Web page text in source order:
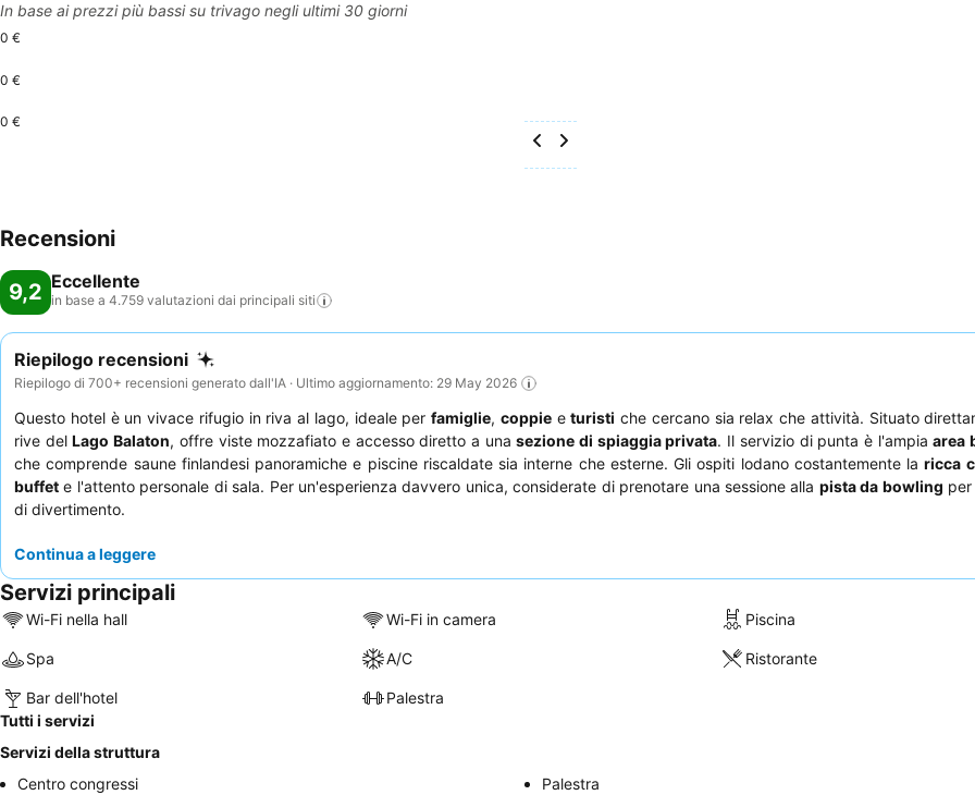
In base ai prezzi più bassi su trivago negli ultimi 30 giorni
0 €
0 €
0 €
Recensioni
9,2 Eccellente
in base a 4.759 valutazioni dai principali siti
Riepilogo recensioni
Riepilogo di 700+ recensioni generato dall'IA · Ultimo aggiornamento: 29 May 2026
Questo hotel è un vivace rifugio in riva al lago, ideale per famiglie, coppieeturisti che cercano sia relax che attività. Situato
rive delLago Balaton, offre viste mozzafiato e accesso diretto a unasezione di spiaggia privata. Il servizio di punta è l'ampiaarea
che comprende saune finlandesi panoramiche e piscine riscaldate sia interne che esterne. Gli ospiti lodano costantemente laricca
buffet e l'attento personale di sala. Per un'esperienza davvero unica, considerate di prenotare una sessione alla pista da bowling per
di divertimento.
Continua a leggere
Servizi principali
Wi-Fi nella hall Wi-Fi in camera Piscina
Spa A/C Ristorante
Bar dell'hotel
Palestra
Tutti i servizi
Servizi della struttura
Centro congressi
Palestra